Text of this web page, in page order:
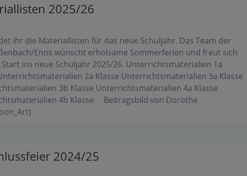
2025/26
ihr die Materiallisten für das neue Schuljahr. Das Team der
Enns wünscht erholsame Sommerferien und freut sich
ins neue Schuljahr 2025/26. Unterrichtsmaterialien 1a
2a Klasse Unterrichtsmaterialien 3a Klasse
3b Klasse Unterrichtsmaterialien 4a Klasse
4b Klasse Beitragsbild von Dorothe
2024/25